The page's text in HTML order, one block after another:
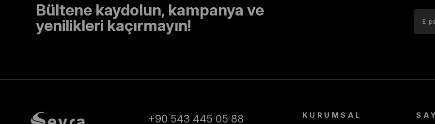
Neden Seyra Eşarp’tan Pierre Cardin Almalısınız?
Bültene kaydolun, kampanya ve
yenilikleri kaçırmayın!
+90 543 445 05 88 KURUMSAL